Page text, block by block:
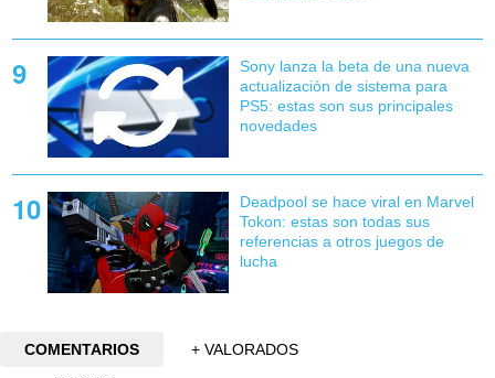
Sony lanza la beta de una nueva
actualización de sistema para
PS5: estas son sus principales
novedades
Deadpool se hace viral en Marvel
Tokon: estas son todas sus
referencias a otros juegos de
lucha
COMENTARIOS
+ VALORADOS